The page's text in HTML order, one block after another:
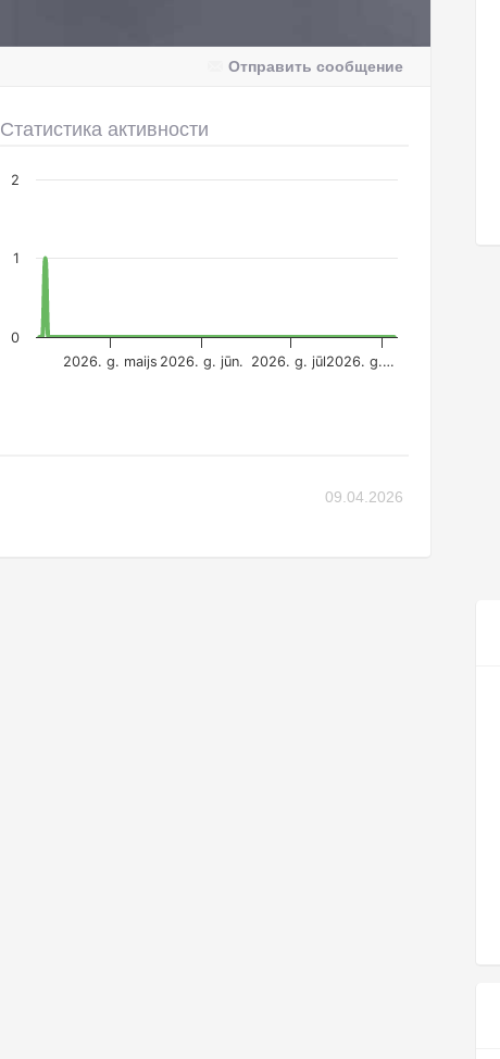
Отправить сообщение
Статистика активности
2026. g. maijs 2026. g. jūn. 2026. g. jūl.2026. g.…
0
1
2
09.04.2026